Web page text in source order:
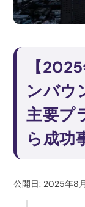
【
ンバウ
主要プ
ら成功
公開日: 2025年8